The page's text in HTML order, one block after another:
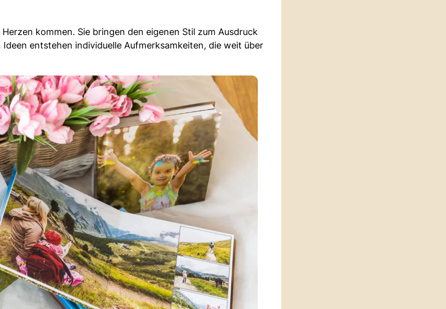
Herzen kommen. Sie bringen den eigenen Stil zum Ausdruck
entstehen individuelle Aufmerksamkeiten, die weit über